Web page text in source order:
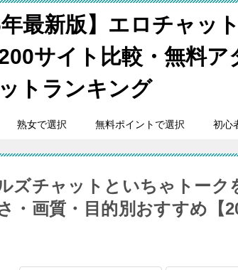
年最新版】エロチャッ
サイト比較・無料ア
トランキング
熟女で選択 無料ポイントで選択 初心
ズチャットといちゃトーク
・画質・目的別おすすめ【